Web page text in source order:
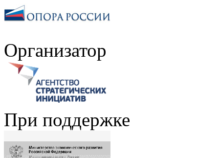
Организатор
При поддержке